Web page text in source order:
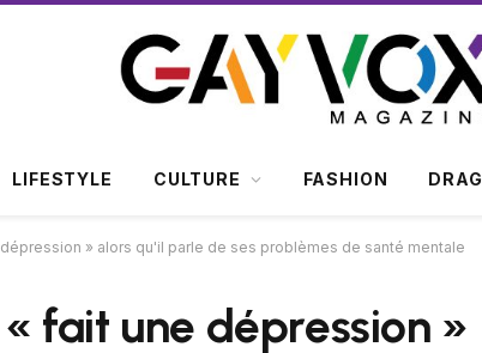
LIFESTYLE CULTURE FASHION DRAG
» alors qu'il parle de ses problèmes de santé mentale
fait une dépression »